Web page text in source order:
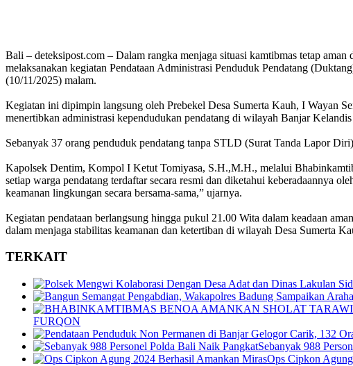
Bali – deteksipost.com – Dalam rangka menjaga situasi kamtibmas tetap
melaksanakan kegiatan Pendataan Administrasi Penduduk Pendatang
(10/11/2025) malam.
Kegiatan ini dipimpin langsung oleh Prebekel Desa Sumerta Kauh, I Wayan
menertibkan administrasi kependudukan pendatang di wilayah Banjar
Sebanyak 37 orang penduduk pendatang tanpa STLD (Surat Tanda Lapor
Kapolsek Dentim, Kompol I Ketut Tomiyasa, S.H.,M.H., melalui
setiap warga pendatang terdaftar secara resmi dan diketahui keberadaannya
keamanan lingkungan secara bersama-sama,” ujarnya.
Kegiatan pendataan berlangsung hingga pukul 21.00 Wita dalam keadaan
dalam menjaga stabilitas keamanan dan ketertiban di wilayah Desa Sumerta
TERKAIT
FURQON
Sebanyak 988
Ops Cipkon